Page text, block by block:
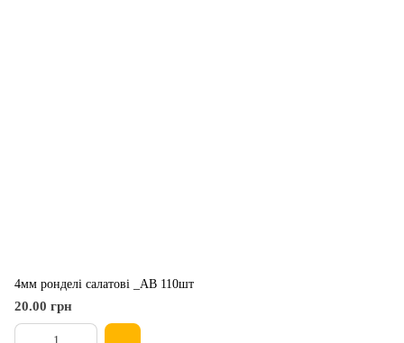
4мм ронделі салатові _АВ 110шт
20.00 грн